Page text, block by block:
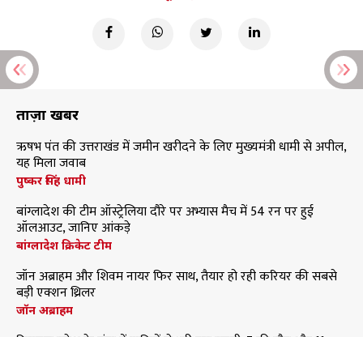
ताज़ा खबरें
ऋषभ पंत की उत्तराखंड में जमीन खरीदने के लिए मुख्यमंत्री धामी से अपील,
यह मिला जवाब
पुष्कर सिंह धामी
बांग्लादेश की टीम ऑस्ट्रेलिया दौरे पर अभ्यास मैच में 54 रन पर हुई
ऑलआउट, जानिए आंकड़े
बांग्लादेश क्रिकेट टीम
जॉन अब्राहम और शिवम नायर फिर साथ, तैयार हो रही करियर की सबसे
बड़ी एक्शन थ्रिलर
जॉन अब्राहम